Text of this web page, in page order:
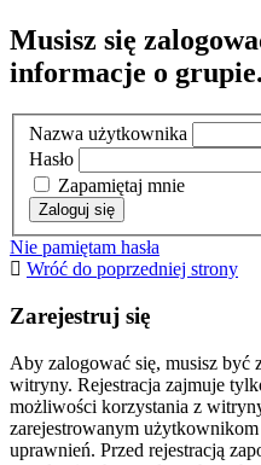
Musisz się
informacje o grupie.
Nazwa użytkownika
Hasło
Zapamiętaj mnie
Nie pamiętam hasła
Wróć do poprzedniej strony
Zarejestruj się
Aby zalogować się, musisz być
witryny. Rejestracja zajmuje
możliwości korzystania z
zarejestrowanym
uprawnień. Przed rejestracją